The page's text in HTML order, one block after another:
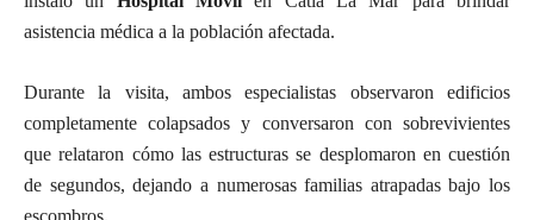
asistencia médica a la población afectada.
Durante la visita, ambos especialistas observaron edificios
completamente colapsados y conversaron con sobrevivientes
que relataron cómo las estructuras se desplomaron en cuestión
de segundos, dejando a numerosas familias atrapadas bajo los
escombros.